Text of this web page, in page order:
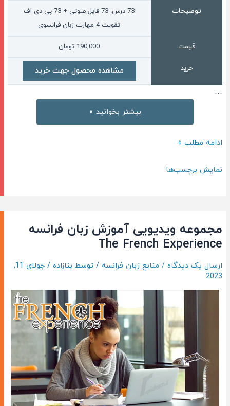
توضیحات
73 درس: 73 فایل صوتی + 73 پی دی اف
تقویت 4 مهارت زبان فرانسوی
قیمت 190,000 تومان
خرید
مشاهده محصول جهت خرید
…
مجموعه
صوتی
زبان
فرانسه
بیشتر بخوانید »
مجموعه
Native
جهت
تقویت
فرانسه
ادامه مطلب »
نمایش برچسب‌ها
مجموعه ویدیویی آموزش زبان فرانسه
The French Experience
ارسال یک دیدگاه / منابع زبان فرانسه / توسط بنازاده/
جولای 11,
2023